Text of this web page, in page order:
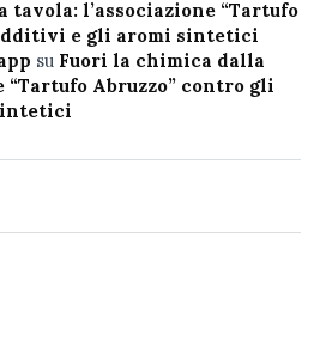
l’associazione “Tartufo
e gli aromi sintetici
su Fuori la chimica dalla
“Tartufo Abruzzo” contro gli